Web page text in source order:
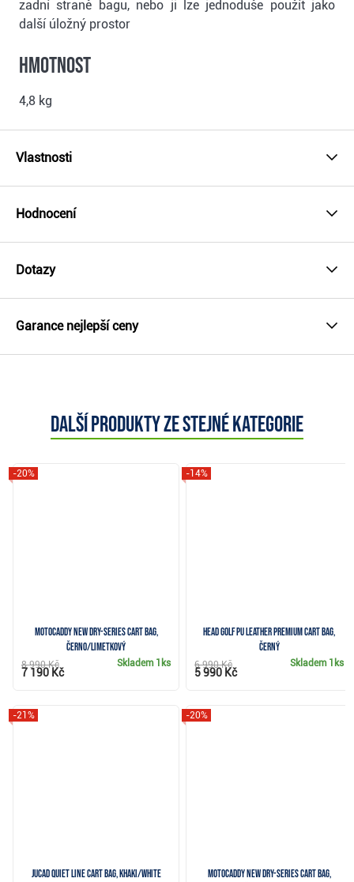
zadní straně bagu, nebo ji lze jednoduše použít jako
další úložný prostor
Hmotnost
4,8 kg
Vlastnosti
Hodnocení
Dotazy
Garance nejlepší ceny
Další produkty ze stejné kategorie
Motocaddy NEW Dry-Series cart bag,
černo/limetkový
-20%
Skladem 1ks
8 990 Kč
7 190 Kč
Head Golf PU Leather Premium cart bag,
černý
-14%
Skladem 1ks
6 990 Kč
5 990 Kč
JuCad Quiet Line cart bag, khaki/white
-21%
Motocaddy NEW Dry-Series cart bag,
-20%